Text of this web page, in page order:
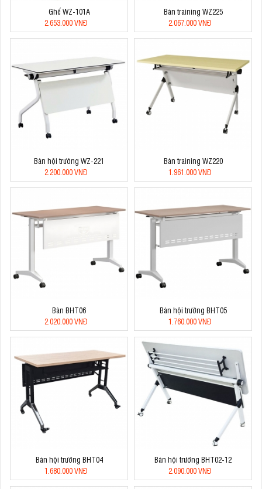
Ghế WZ-101A
2.653.000 VNĐ
Bàn training WZ225
2.067.000 VNĐ
Bàn hội trường WZ-221
2.200.000 VNĐ
Bàn training WZ220
1.961.000 VNĐ
Bàn BHT06
2.020.000 VNĐ
Bàn hội trường BHT05
1.760.000 VNĐ
Bàn hội trường BHT04
1.680.000 VNĐ
Bàn hội trường BHT02-12
2.090.000 VNĐ